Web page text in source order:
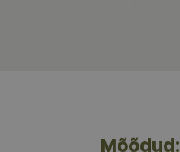
Mõõdud: